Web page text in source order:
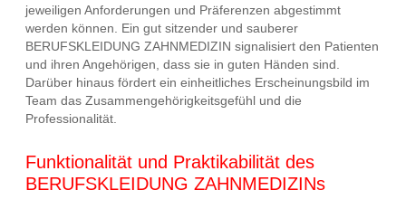
jeweiligen Anforderungen und Präferenzen abgestimmt
werden können. Ein gut sitzender und sauberer
BERUFSKLEIDUNG ZAHNMEDIZIN signalisiert den Patienten
und ihren Angehörigen, dass sie in guten Händen sind.
Darüber hinaus fördert ein einheitliches Erscheinungsbild im
Team das Zusammengehörigkeitsgefühl und die
Professionalität.
Funktionalität und Praktikabilität des
BERUFSKLEIDUNG ZAHNMEDIZINs